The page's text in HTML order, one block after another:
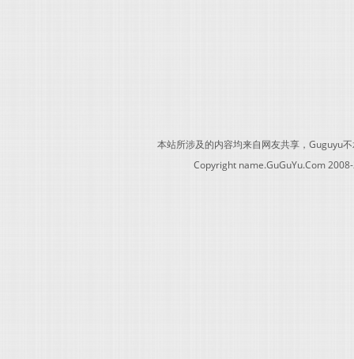
本站所涉及的内容均来自网友共享，Guguyu
Copyright name.GuGuYu.Com